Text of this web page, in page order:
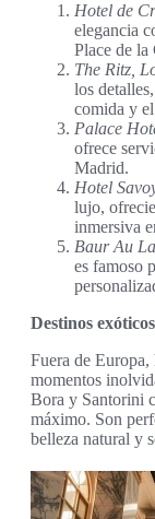
Hotel de
elegancia
Place de la
The Ritz,
los
comida y
Palace
ofrece
Madrid.
Hotel
lujo,
inmersiva
Baur Au
es famoso
Destinos
Fuera de
momentos
Bora y Santorini
máximo. Son
belleza natural y